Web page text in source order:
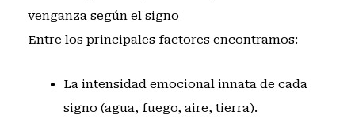
venganza según el signo
Entre los principales factores encontramos:
La intensidad emocional innata de cada
signo (agua, fuego, aire, tierra).